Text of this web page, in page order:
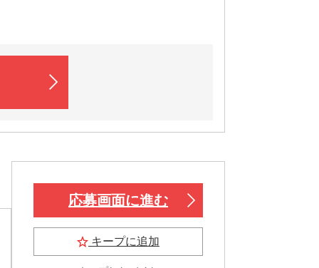
応募画面に進む
キープに追加